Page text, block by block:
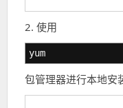
2. 使用
yum
包管理器进行本地安